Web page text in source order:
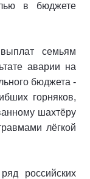
в бюджете
семьям
аварии на
бюджета -
горняков,
шахтёру
лёгкой
российских